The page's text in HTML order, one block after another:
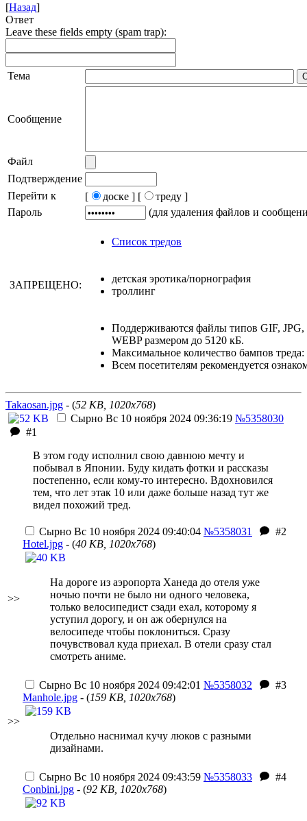
[Назад]
Ответ
Leave these fields empty (spam trap):
Тема
Сообщение
Файл
Подтверждение
Перейти к
[ доске ] [
треду ]
Пароль
(для удаления файлов и
Список тредов
ЗАПРЕЩЕНО:
детская эротика/порнография
троллинг
Поддерживаются файлы типов GIF,
WEBP размером до 5120 кБ.
Максимальное количество бампов треда:
Всем посетителям рекомендуется
Takaosan.jpg - (52 KB, 1020x768)
Сырно Вс 10 ноября 2024 09:36:19 №5358030
#1
В этом году исполнил свою давнюю мечту и
побывал в Японии. Буду кидать фотки и рассказы
постепенно, если кому-то интересно. Вдохновился
тем, что лет этак 10 или даже больше назад тут же
видел похожий тред.
>>
Сырно Вс 10 ноября 2024 09:40:04 №5358031
#2
Hotel.jpg - (40 KB, 1020x768)
На дороге из аэропорта Ханеда до отеля уже
ночью почти не было ни одного человека,
только велосипедист сзади ехал, которому я
уступил дорогу, и он аж обернулся на
велосипеде чтобы поклониться. Сразу
почувствовал куда приехал. В отели сразу стал
смотреть аниме.
>>
Сырно Вс 10 ноября 2024 09:42:01 №5358032
#3
Manhole.jpg - (159 KB, 1020x768)
Отдельно наснимал кучу люков с разными
дизайнами.
Сырно Вс 10 ноября 2024 09:43:59 №5358033
#4
Conbini.jpg - (92 KB, 1020x768)